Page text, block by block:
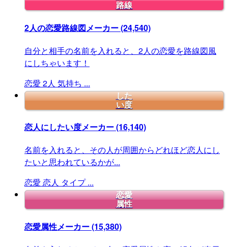
路線
2人の恋愛路線図メーカー(24,540)
自分と相手の名前を入れると、2人の恋愛を路線図風
にしちゃいます！
恋愛 2人 気持ち ...
した
い度
恋人にしたい度メーカー(16,140)
名前を入れると、その人が周囲からどれほど恋人にし
たいと思われているかが...
恋愛 恋人 タイプ ...
恋愛
属性
恋愛属性メーカー(15,380)